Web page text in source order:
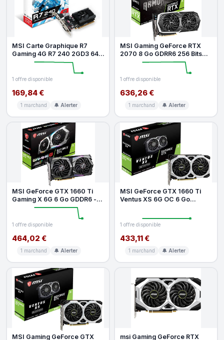
MSI Carte Graphique R7
Gaming 4G R7 240 2GD3 64b
LP 2 Go
1 offre disponible
169,84 €
1 marchand 🔔 Alerter
MSI Gaming GeForce RTX
2070 8 Go GDRR6 256 Bits
HDMI DP USB Ray Tracing
1 offre disponible
636,26 €
1 marchand 🔔 Alerter
MSI GeForce GTX 1660 Ti
Gaming X 6G 6 Go GDDR6 -
Cartes Graphiques (GeForce
1 offre disponible
464,02 €
1 marchand 🔔 Alerter
MSI GeForce GTX 1660 Ti
Ventus XS 6G OC 6 Go
1 offre disponible
433,11 €
1 marchand 🔔 Alerter
MSI Gaming GeForce GTX
msi Gaming GeForce RTX